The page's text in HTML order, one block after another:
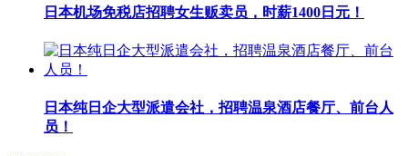
日本机场免税店招聘女生贩卖员，时薪1400日元！
日本纯日企大型派遣会社，招聘温泉酒店餐厅、前台人
员！